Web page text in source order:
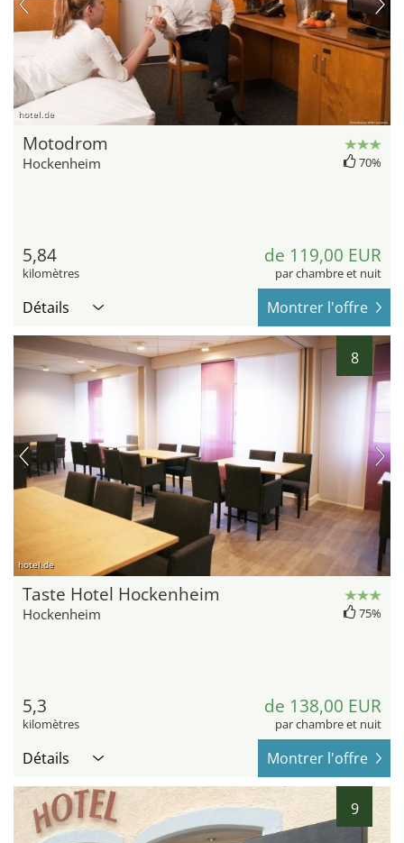
hotel.de
Motodrom
Hockenheim 70%
5,84
kilomètres
de 119,00 EUR
par chambre et nuit
Détails Montrer l'offre
8
hotel.de
Taste Hotel Hockenheim
Hockenheim 75%
5,3
kilomètres
de 138,00 EUR
par chambre et nuit
Détails Montrer l'offre
9